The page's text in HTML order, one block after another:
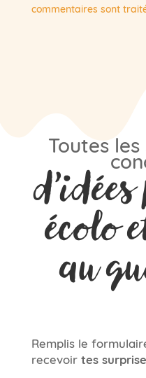
commentaires sont
Toutes
écolo
au
Remplis le
recevoir tes